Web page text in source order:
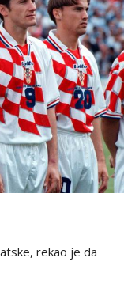
rekao je da